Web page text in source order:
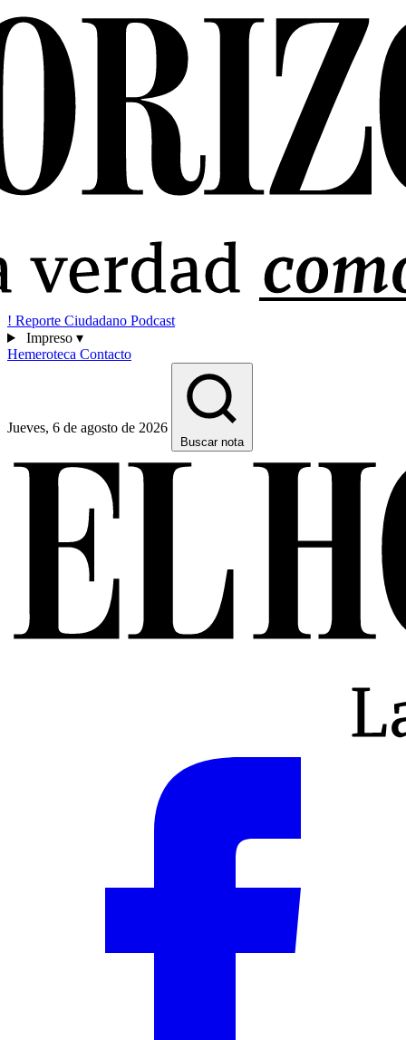
! Reporte Ciudadano Podcast
Impreso ▾
Hemeroteca Contacto
Jueves, 6 de agosto de 2026
Buscar nota